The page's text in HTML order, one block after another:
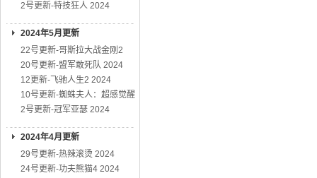
2号更新-特技狂人 2024
2024年5月更新
22号更新-哥斯拉大战金刚2
20号更新-盟军敢死队 2024
12更新-飞驰人生2 2024
10号更新-蜘蛛夫人：超感觉醒
2号更新-冠军亚瑟 2024
2024年4月更新
29号更新-热辣滚烫 2024
24号更新-功夫熊猫4 2024